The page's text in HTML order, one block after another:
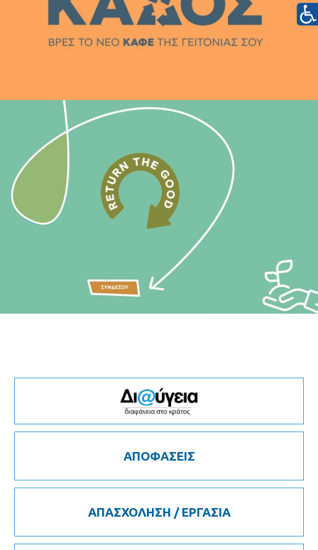
ΑΠΟΦΑΣΕΙΣ
ΑΠΑΣΧΟΛΗΣΗ / ΕΡΓΑΣΙΑ